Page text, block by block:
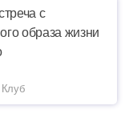
с
образа жизни